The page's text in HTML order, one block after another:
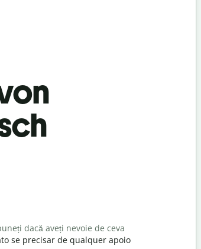
dacă aveți nevoie de ceva
se precisar de qualquer apoio